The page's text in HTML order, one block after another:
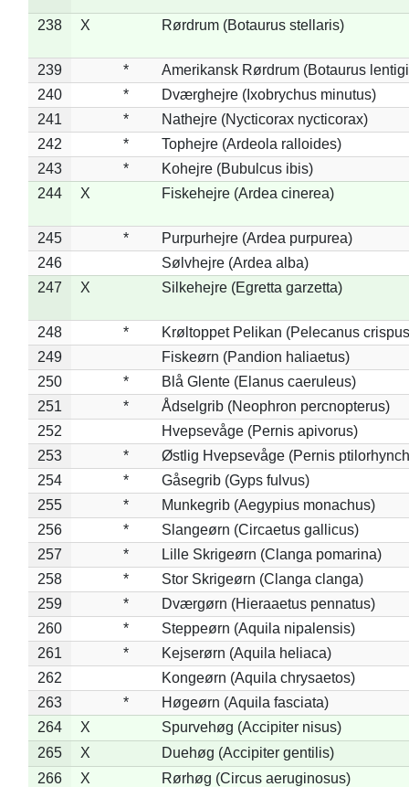
238 X Rørdrum (Botaurus stellaris)
239 *
Amerikansk Rørdrum (Botaurus
240
*
Dværghejre (Ixobrychus minutus)
241
*
Nathejre (Nycticorax nycticorax)
242
*
Tophejre (Ardeola ralloides)
243
*
Kohejre (Bubulcus ibis)
244
X Fiskehejre (Ardea cinerea)
245 *
Purpurhejre (Ardea purpurea)
246
Sølvhejre (Ardea alba)
247
X Silkehejre (Egretta garzetta)
248 *
Krøltoppet Pelikan (Pelecanus
249
Fiskeørn (Pandion haliaetus)
250
*
Blå Glente (Elanus caeruleus)
251
*
Ådselgrib (Neophron percnopterus)
252
Hvepsevåge (Pernis apivorus)
253
*
Østlig Hvepsevåge (Pernis
254
*
Gåsegrib (Gyps fulvus)
255
*
Munkegrib (Aegypius monachus)
256
*
Slangeørn (Circaetus gallicus)
257
*
Lille Skrigeørn (Clanga pomarina)
258
*
Stor Skrigeørn (Clanga clanga)
259
*
Dværgørn (Hieraaetus pennatus)
260
*
Steppeørn (Aquila nipalensis)
261
*
Kejserørn (Aquila heliaca)
262
Kongeørn (Aquila chrysaetos)
263
*
Høgeørn (Aquila fasciata)
264
X
Spurvehøg (Accipiter nisus)
265
X
Duehøg (Accipiter gentilis)
266
X Rørhøg (Circus aeruginosus)